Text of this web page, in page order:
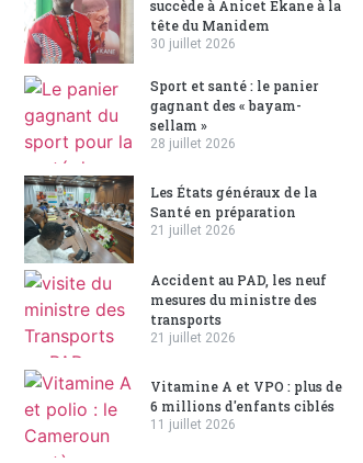
succède à Anicet Ekane à la
tête du Manidem
30 juillet 2026
Sport et santé : le panier
gagnant des « bayam-
sellam »
28 juillet 2026
Les États généraux de la
Santé en préparation
21 juillet 2026
Accident au PAD, les neuf
mesures du ministre des
transports
21 juillet 2026
Vitamine A et VPO : plus de
6 millions d'enfants ciblés
11 juillet 2026